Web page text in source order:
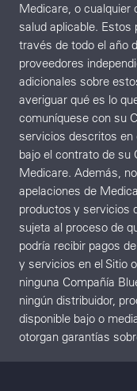
Medicare, o cualquier
salud aplicable.
través de todo el año
proveedores
adicionales sobre
averiguar qué es lo
comuníquese con su
servicios descritos en
bajo el contrato de su
Medicare. Además,
apelaciones de
productos y servicios
sujeta al proceso de
podría recibir pagos
y servicios en el Sitio
ninguna Compañía
ningún distribuidor,
disponible bajo o
otorgan garantías